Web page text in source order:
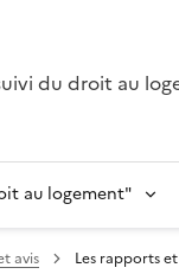
du droit au
au logement"
avis Les rapports